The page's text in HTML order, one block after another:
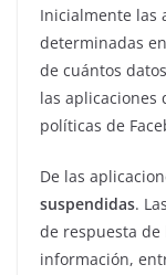
Inicialmente las
determinadas
de cuántos
las aplicaciones
políticas de
De las
suspendidas.
de respuesta
información,